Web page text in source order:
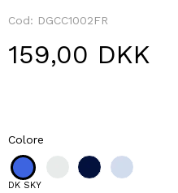
Cod: DGCC1002FR
159,00 DKK
Colore
DK SKY